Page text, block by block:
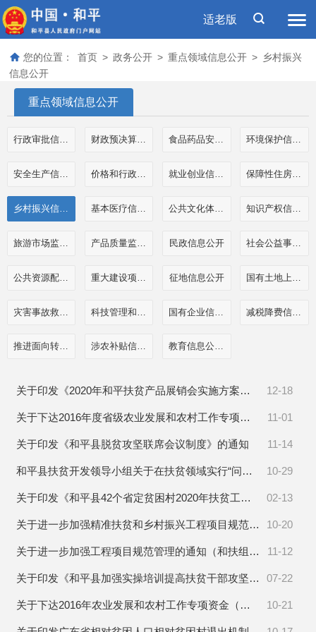
适老版
您的位置： 首页 > 政务公开 > 重点领域信息公开 > 乡村振兴
信息公开
重点领域信息公开
行政审批信息公开 财政预决算和三公经费公开 食品药品安全信息公开 环境保护信息公开
安全生产信息公开 价格和行政事业性收费信息公开 就业创业信息公开 保障性住房信息公开
乡村振兴信息公开 基本医疗信息公开 公共文化体育信息公开 知识产权信息公开
民政信息公开
征地信息公开
推进面向转移落户人员的服务公开 涉农补贴信息公开 教育信息公开栏目
12-18
关于印发《2020年和平扶贫产品展销会实施方案》的通知
11-01
关于下达2016年度省级农业发展和农村工作专项资金（“大禹杯”方向）的通知
11-14
关于印发《和平县脱贫攻坚联席会议制度》的通知
10-29
和平县扶贫开发领导小组关于在扶贫领域实行“问题直通车”制度的通知
02-13
关于印发《和平县42个省定贫困村2020年扶贫工作要点》的通知
10-20
关于进一步加强精准扶贫和乡村振兴工程项目规范管理的通知
11-12
关于进一步加强工程项目规范管理的通知（和扶组〔2019〕101号）
07-22
关于印发《和平县加强实操培训提高扶贫干部攻坚能力工作方案》的通知
10-21
关于下达2016年农业发展和农村工作专项资金（老区发展方向）的通知